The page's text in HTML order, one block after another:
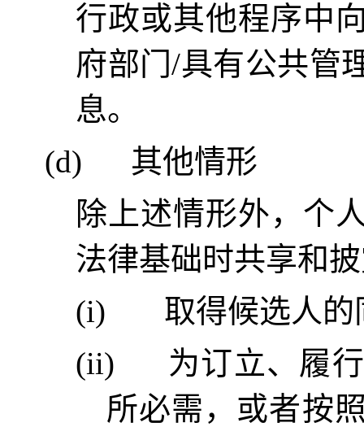
行政或其他程序中
府部门/具有公共管
息。
(d)
其他情形
除上述情形外，个
法律基础时共享和
(i)
取得候选人的
(ii)
为订立、履
所必需，或者按